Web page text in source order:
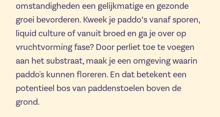
omstandigheden een gelijkmatige en gezonde
groei bevorderen. Kweek je paddo’s vanaf sporen,
liquid culture of vanuit broed en ga je over op
vruchtvorming fase? Door perliet toe te voegen
aan het substraat, maak je een omgeving waarin
paddo's kunnen floreren. En dat betekent een
potentieel bos van paddenstoelen boven de
grond.